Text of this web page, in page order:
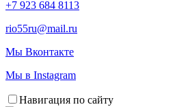
+7 923 684 8113
rio55ru@mail.ru
Мы Вконтакте
Мы в Instagram
Навигация по сайту